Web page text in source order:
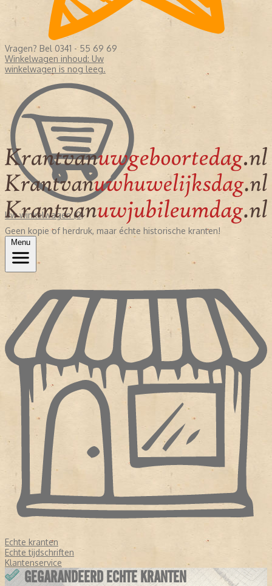
Vragen? Bel 0341 - 55 69 69
Winkelwagen inhoud: Uw
winkelwagen is nog leeg.
Uw winkelwagen (0)
Geen kopie of herdruk, maar échte historische kranten!
Menu
Echte kranten
Echte tijdschriften
Klantenservice
GEGARANDEERD ECHTE KRANTEN